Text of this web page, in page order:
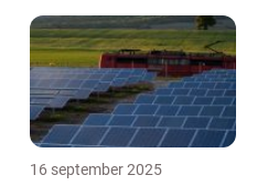
16 september 2025